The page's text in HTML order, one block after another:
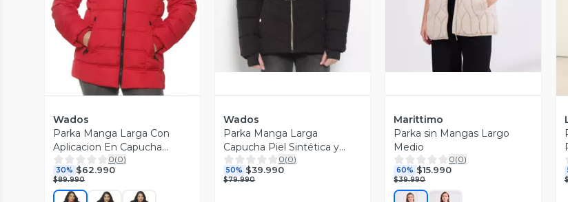
Wados
Parka Manga Larga Con
Aplicacion En Capucha
Cierre En Delantero
0(0)
30% $62.990
$89.990
Wados
Parka Manga Larga
Capucha Piel Sintética y
Cinturón
0(0)
50% $39.990
$79.990
Marittimo
Parka sin Mangas Largo
Medio
0(0)
60% $15.990
$39.990